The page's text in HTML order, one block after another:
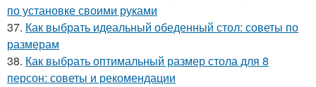
по установке своими руками
37. Как выбрать идеальный обеденный стол: советы по
размерам
38. Как выбрать оптимальный размер стола для 8
персон: советы и рекомендации